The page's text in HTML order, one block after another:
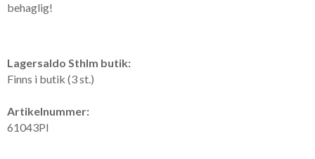
behaglig!
Lagersaldo Sthlm butik:
Finns i butik (3 st.)
Artikelnummer:
61043PI